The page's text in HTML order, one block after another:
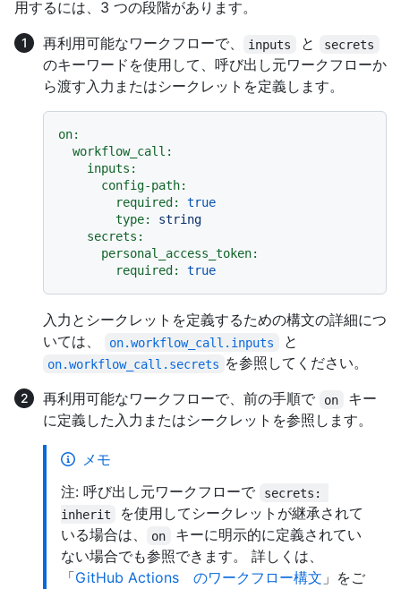
用するには、3 つの段階があります。
再利用可能なワークフローで、
inputs と secrets
のキーワードを使用して、呼び出し元ワークフローか
ら渡す入力またはシークレットを定義します。
on:
workflow_call:
inputs:
config-path:
required:
true
type:
string
secrets:
personal_access_token:
required:
true
入力とシークレットを定義するための構文の詳細につ
いては、
on.workflow_call.inputs と
on.workflow_call.secrets を参照してください。
再利用可能なワークフローで、前の手順で
on
キー
に定義した入力またはシークレットを参照します。
メモ
注: 呼び出し元ワークフローで
secrets:
inherit
を使用してシークレットが継承されて
いる場合は、
on
キーに明示的に定義されてい
ない場合でも参照できます。 詳しくは、
「GitHub Actions のワークフロー構文 」をご